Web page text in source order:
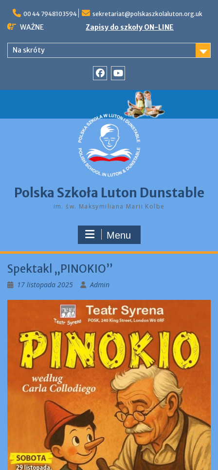
content
00 44 7948103594 sekretariat@polskaszkolaluton.org.uk
WAŻNE Zapisy do szkoły ON-LINE
Na skróty
Polska Szkoła Luton Dunstable
im. św. Maksymiliana Marii Kolbe
Menu
Spektakl „PINOKIO”
17 listopada 2025 Admin